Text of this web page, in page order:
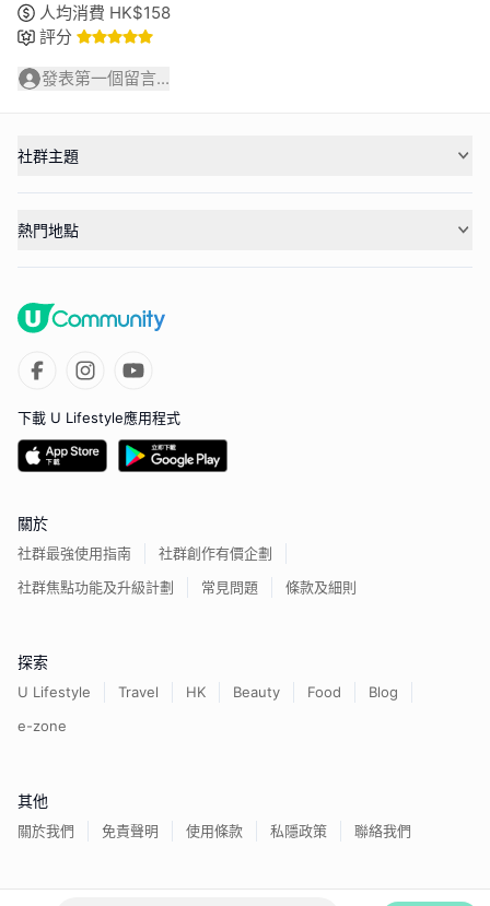
人均消費 HK$158
評分
發表第一個留言...
社群主題
熱門地點
下載 U Lifestyle應用程式
關於
社群最強使用指南
社群創作有價企劃
社群焦點功能及升級計劃
常見問題 條款及細則
探索
U Lifestyle Travel HK Beauty Food
Blog
e-zone
其他
關於我們 免責聲明 使用條款 私隱政策 聯絡我們